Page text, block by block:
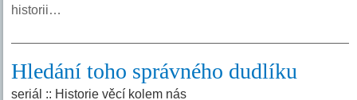
historii…
Hledání toho správného dudlíku
seriál :: Historie věcí kolem nás